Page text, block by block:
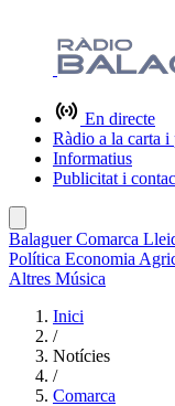
En directe
Ràdio a la carta i
Informatius
Publicitat i
BalaguerComarca
Política Economia
Altres Música
Inici
/
Notícies
/
Comarca